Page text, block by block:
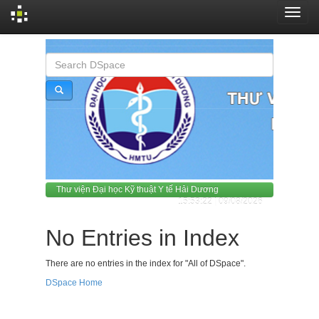
Thư viện Đại học Kỹ thuật Y tế Hải Dương
15:53:22 | 09/08/2026
No Entries in Index
There are no entries in the index for "All of DSpace".
DSpace Home